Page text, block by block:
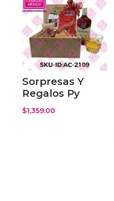
Sorpresas Y
Regalos Py
$1,359.00